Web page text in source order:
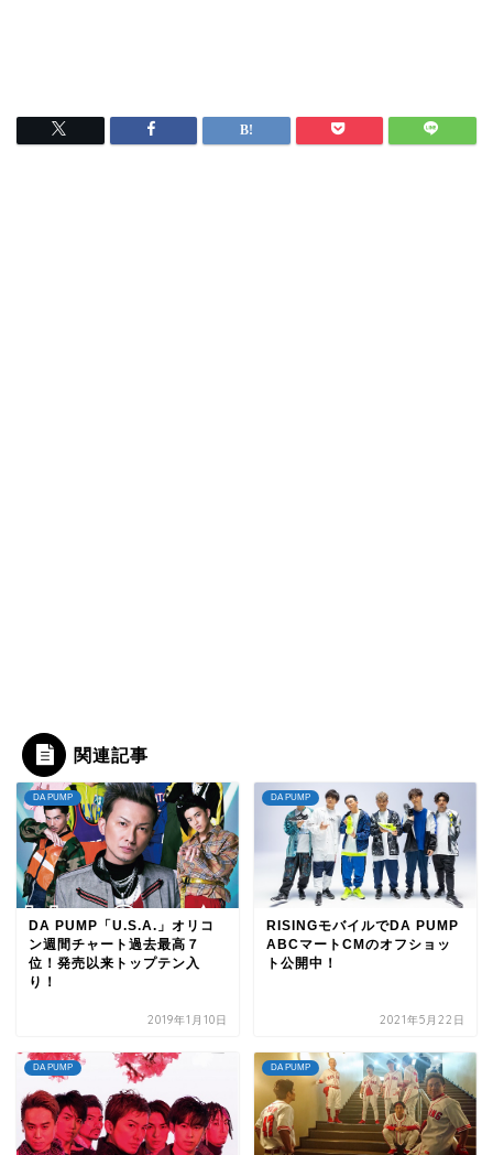
関連記事
DA PUMP
DA PUMP「U.S.A.」オリコ
ン週間チャート過去最高７
位！発売以来トップテン入
り！
2019年1月10日
DA PUMP
RISINGモバイルでDA PUMP
ABCマートCMのオフショッ
ト公開中！
2021年5月22日
DA PUMP DA PUMP